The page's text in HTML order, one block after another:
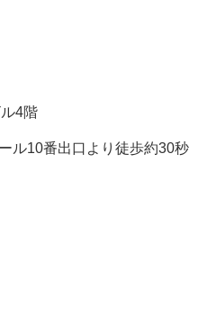
4階
ル10番出口より徒歩約30秒